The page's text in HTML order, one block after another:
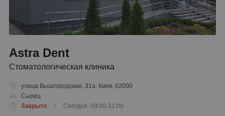
Astra Dent
Стоматологическая клиника
улица Вышгородская, 31а, Киев, 02000
Сырец
Закрыто
/ Сегодня: 09:00-21:00